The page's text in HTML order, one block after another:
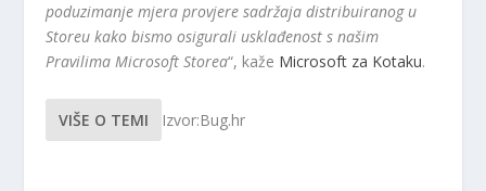
poduzimanje mjera provjere sadržaja distribuiranog u
Storeu kako bismo osigurali usklađenost s našim
Pravilima Microsoft Storea“, kaže Microsoft za Kotaku.
VIŠE O TEMI Izvor:Bug.hr